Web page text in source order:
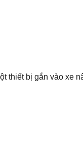
thiết bị gắn vào xe